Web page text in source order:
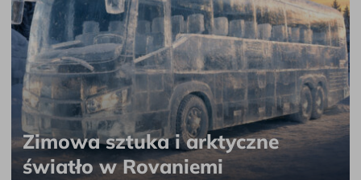
Zimowa sztuka i arktyczne
światło w Rovaniemi